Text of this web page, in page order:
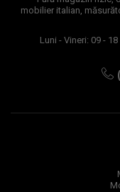
mobilier italian,
Luni - Vineri: 09 -